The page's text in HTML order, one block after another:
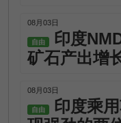
08月03日
自由
印度
矿石产出增
08月03日
自由
印度乘